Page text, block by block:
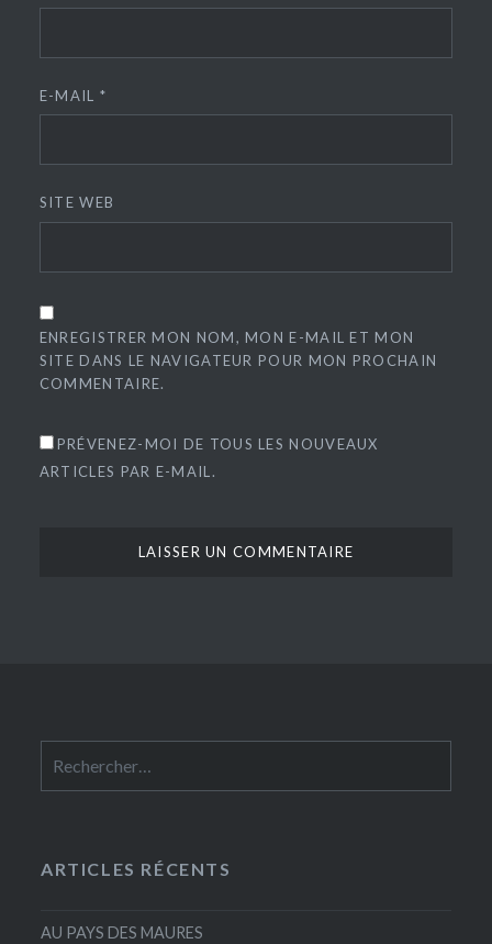
E-MAIL *
SITE WEB
ENREGISTRER MON NOM, MON E-MAIL ET MON
SITE DANS LE NAVIGATEUR POUR MON PROCHAIN
COMMENTAIRE.
PRÉVENEZ-MOI DE TOUS LES NOUVEAUX
ARTICLES PAR E-MAIL.
ARTICLES RÉCENTS
AU PAYS DES MAURES